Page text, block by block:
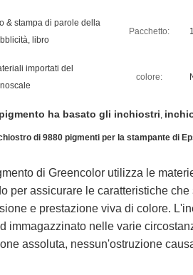
& stampa di parole della
libro
Pacchetto:
importati del
colore:
ha basato gli inchiostri,
di 9880 pigmenti per la stampante di
di Greencolor utilizza le
per assicurare le caratteristiche
e prestazione viva di colore.
immagazzinato nelle varie
assoluta, nessun'ostruzione